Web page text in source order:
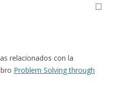
relacionados con la
Problem Solving through